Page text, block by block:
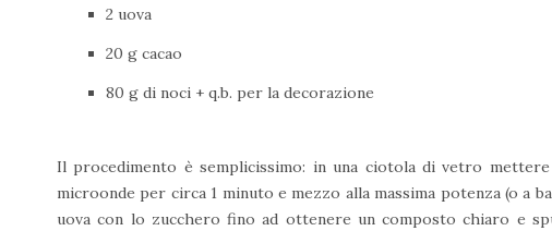
2 uova
20 g cacao
80 g di noci + q.b. per la decorazione
Il procedimento è semplicissimo: in una ciotola di vetro
microonde per circa 1 minuto e mezzo alla massima potenza (o a
uova con lo zucchero fino ad ottenere un composto chiaro e